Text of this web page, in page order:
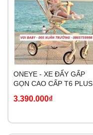
ONEYE - XE ĐẨY GẤP
GỌN CAO CẤP T6 PLUS
3.390.000₫